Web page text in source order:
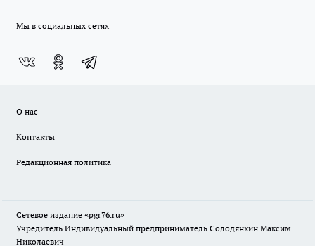
Мы в социальных сетях
О нас
Контакты
Редакционная политика
Сетевое издание «pgr76.ru»
Учредитель Индивидуальный предприниматель Солодянкин Максим
Николаевич